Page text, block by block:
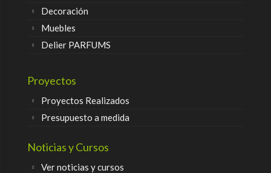
Decoración
Muebles
Delier PARFUMS
Proyectos
Proyectos Realizados
Presupuesto a medida
Noticias y Cursos
Ver noticias y cursos